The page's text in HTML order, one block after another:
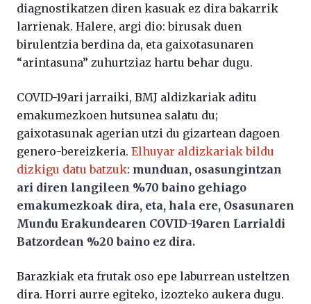
diagnostikatzen diren kasuak ez dira bakarrik
larrienak. Halere, argi dio: birusak duen
birulentzia berdina da, eta gaixotasunaren
“arintasuna” zuhurtziaz hartu behar dugu.
COVID-19ari jarraiki, BMJ aldizkariak aditu
emakumezkoen hutsunea salatu du;
gaixotasunak agerian utzi du gizartean dagoen
genero-bereizkeria. Elhuyar aldizkariak bildu
dizkigu datu batzuk: munduan, osasungintzan
ari diren langileen %70 baino gehiago
emakumezkoak dira, eta, hala ere, Osasunaren
Mundu Erakundearen COVID-19aren Larrialdi
Batzordean %20 baino ez dira.
Barazkiak eta frutak oso epe laburrean usteltzen
dira. Horri aurre egiteko, izozteko aukera dugu.